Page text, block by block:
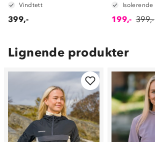
Vindtett
399,-
Isolerende
199,- 399,-
Lignende produkter